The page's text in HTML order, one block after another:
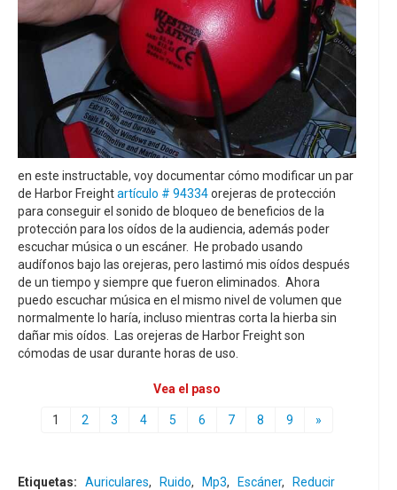
en este instructable, voy documentar cómo modificar un par
de Harbor Freightartículo # 94334orejeras de protección
para conseguir el sonido de bloqueo de beneficios de la
protección para los oídos de la audiencia, además poder
escuchar música o un escáner. He probado usando
audífonos bajo las orejeras, pero lastimó mis oídos después
de un tiempo y siempre que fueron eliminados. Ahora
puedo escuchar música en el mismo nivel de volumen que
normalmente lo haría, incluso mientras corta la hierba sin
dañar mis oídos. Las orejeras de Harbor Freight son
cómodas de usar durante horas de uso.
Vea el paso
1 2 3 4 5 6 7 8 9 »
Etiquetas: Auriculares, Ruido, Mp3, Escáner, Reducir